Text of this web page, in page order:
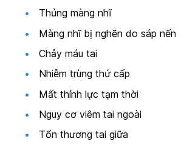
Thủng màng nhĩ
Màng nhĩ bị nghẽn do sáp nến
Chảy máu tai
Nhiễm trùng thứ cấp
Mất thính lực tạm thời
Nguy cơ viêm tai ngoài
Tổn thương tai giữa